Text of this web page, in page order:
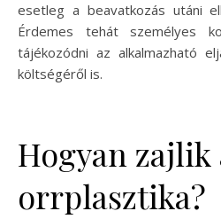
esetleg a beavatkozás utáni
Érdemes tehát személyes
tájékozódni az alkalmazható
költségéről is.
Hogyan zajlik
orrplasztika?